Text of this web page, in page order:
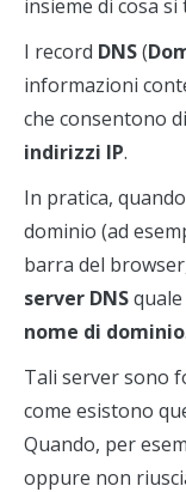
insieme di cosa si
I record DNS(
informazioni
che consentono
indirizzi IP.
In pratica,
dominio (ad
barra del
server DNSquale
nome di dominio.
Tali server sono
come esistono
Quando, per
oppure non